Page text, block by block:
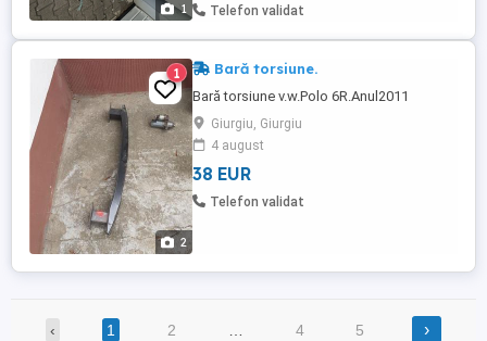
1 Telefon validat
2
1 Bară torsiune.
Bară torsiune v.w.Polo 6R.Anul2011
Giurgiu, Giurgiu
4 august
38 EUR
Telefon validat
‹ 1 2 4 5 ›